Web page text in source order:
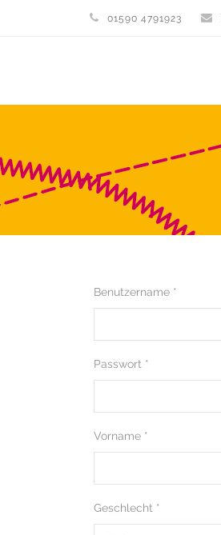
01590 4791923
Benutzername *
Passwort *
Vorname *
Geschlecht *